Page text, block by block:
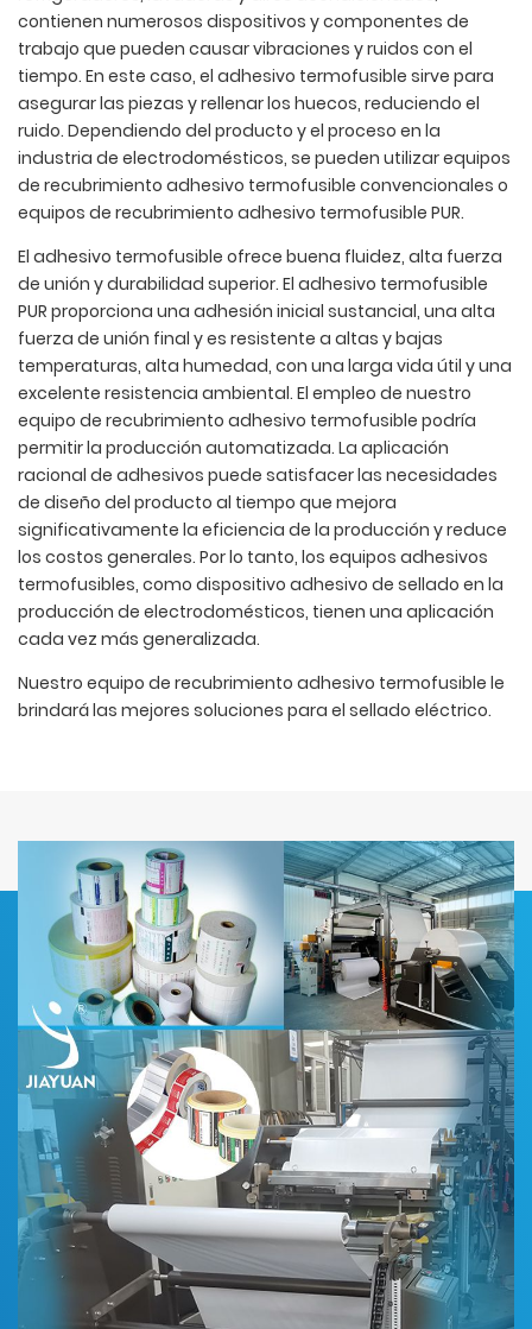
contienen numerosos dispositivos y componentes de
trabajo que pueden causar vibraciones y ruidos con el
tiempo. En este caso, el adhesivo termofusible sirve para
asegurar las piezas y rellenar los huecos, reduciendo el
ruido. Dependiendo del producto y el proceso en la
industria de electrodomésticos, se pueden utilizar equipos
de recubrimiento adhesivo termofusible convencionales o
equipos de recubrimiento adhesivo termofusible PUR.
El adhesivo termofusible ofrece buena fluidez, alta fuerza
de unión y durabilidad superior. El adhesivo termofusible
PUR proporciona una adhesión inicial sustancial, una alta
fuerza de unión final y es resistente a altas y bajas
temperaturas, alta humedad, con una larga vida útil y una
excelente resistencia ambiental. El empleo de nuestro
equipo de recubrimiento adhesivo termofusible podría
permitir la producción automatizada. La aplicación
racional de adhesivos puede satisfacer las necesidades
de diseño del producto al tiempo que mejora
significativamente la eficiencia de la producción y reduce
los costos generales. Por lo tanto, los equipos adhesivos
termofusibles, como dispositivo adhesivo de sellado en la
producción de electrodomésticos, tienen una aplicación
cada vez más generalizada.
Nuestro equipo de recubrimiento adhesivo termofusible le
brindará las mejores soluciones para el sellado eléctrico.